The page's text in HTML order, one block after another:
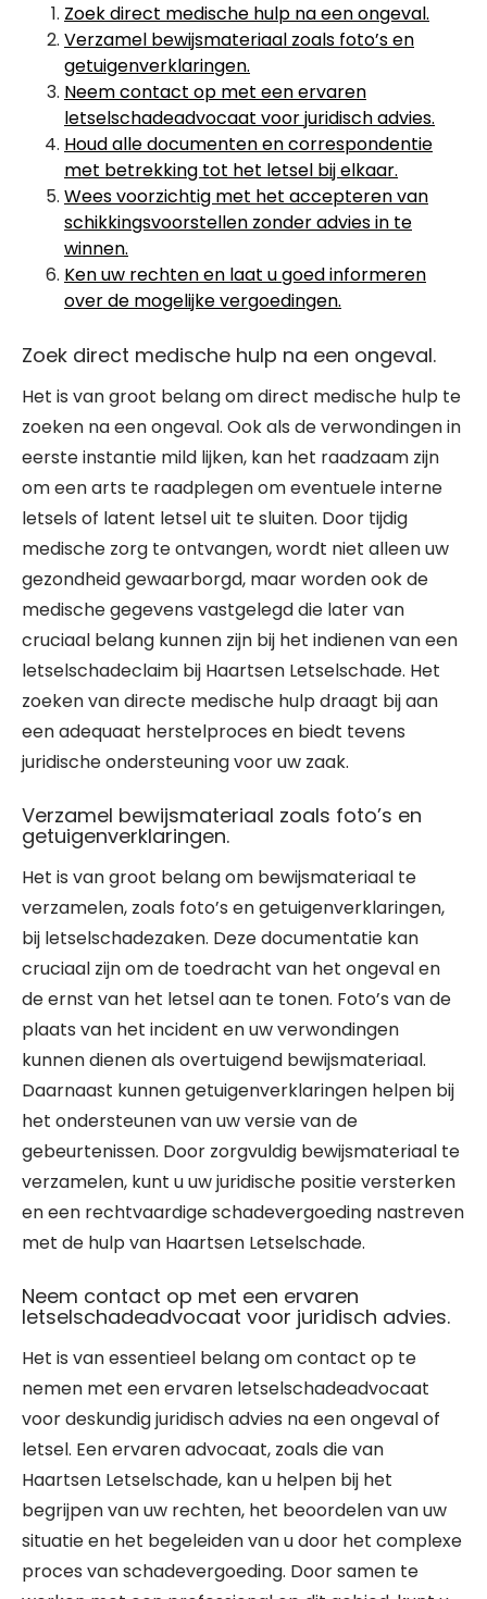
Zoek direct medische hulp na een ongeval.
Verzamel bewijsmateriaal zoals foto’s en
getuigenverklaringen.
Neem contact op met een ervaren
letselschadeadvocaat voor juridisch advies.
Houd alle documenten en correspondentie
met betrekking tot het letsel bij elkaar.
Wees voorzichtig met het accepteren van
schikkingsvoorstellen zonder advies in te
winnen.
Ken uw rechten en laat u goed informeren
over de mogelijke vergoedingen.
Zoek direct medische hulp na een ongeval.
Het is van groot belang om direct medische hulp te
zoeken na een ongeval. Ook als de verwondingen in
eerste instantie mild lijken, kan het raadzaam zijn
om een arts te raadplegen om eventuele interne
letsels of latent letsel uit te sluiten. Door tijdig
medische zorg te ontvangen, wordt niet alleen uw
gezondheid gewaarborgd, maar worden ook de
medische gegevens vastgelegd die later van
cruciaal belang kunnen zijn bij het indienen van een
letselschadeclaim bij Haartsen Letselschade. Het
zoeken van directe medische hulp draagt bij aan
een adequaat herstelproces en biedt tevens
juridische ondersteuning voor uw zaak.
Verzamel bewijsmateriaal zoals foto’s en
getuigenverklaringen.
Het is van groot belang om bewijsmateriaal te
verzamelen, zoals foto’s en getuigenverklaringen,
bij letselschadezaken. Deze documentatie kan
cruciaal zijn om de toedracht van het ongeval en
de ernst van het letsel aan te tonen. Foto’s van de
plaats van het incident en uw verwondingen
kunnen dienen als overtuigend bewijsmateriaal.
Daarnaast kunnen getuigenverklaringen helpen bij
het ondersteunen van uw versie van de
gebeurtenissen. Door zorgvuldig bewijsmateriaal te
verzamelen, kunt u uw juridische positie versterken
en een rechtvaardige schadevergoeding nastreven
met de hulp van Haartsen Letselschade.
Neem contact op met een ervaren
letselschadeadvocaat voor juridisch advies.
Het is van essentieel belang om contact op te
nemen met een ervaren letselschadeadvocaat
voor deskundig juridisch advies na een ongeval of
letsel. Een ervaren advocaat, zoals die van
Haartsen Letselschade, kan u helpen bij het
begrijpen van uw rechten, het beoordelen van uw
situatie en het begeleiden van u door het complexe
proces van schadevergoeding. Door samen te